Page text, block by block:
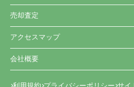
売却査定
アクセスマップ
会社概要
利用規約 プライバシーポリシー サイ